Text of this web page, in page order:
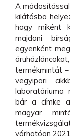
A
kilátásba
hogy miként
majdani
egyenként
termékmintát
vegyipari
laboratóriuma
bár a címke
magyar
várhatóan